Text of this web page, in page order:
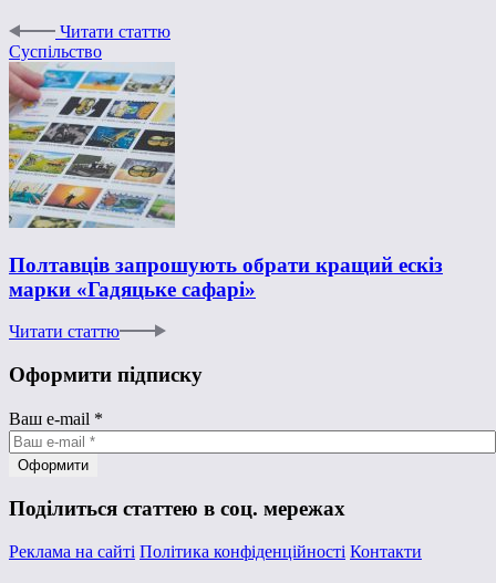
Читати статтю
Суспільство
Полтавців запрошують обрати кращий ескіз
марки «Гадяцьке сафарі»
Читати статтю
Оформити підписку
Ваш e-mail *
Поділиться статтею в соц. мережах
Реклама на сайті Політика конфіденційності Контакти